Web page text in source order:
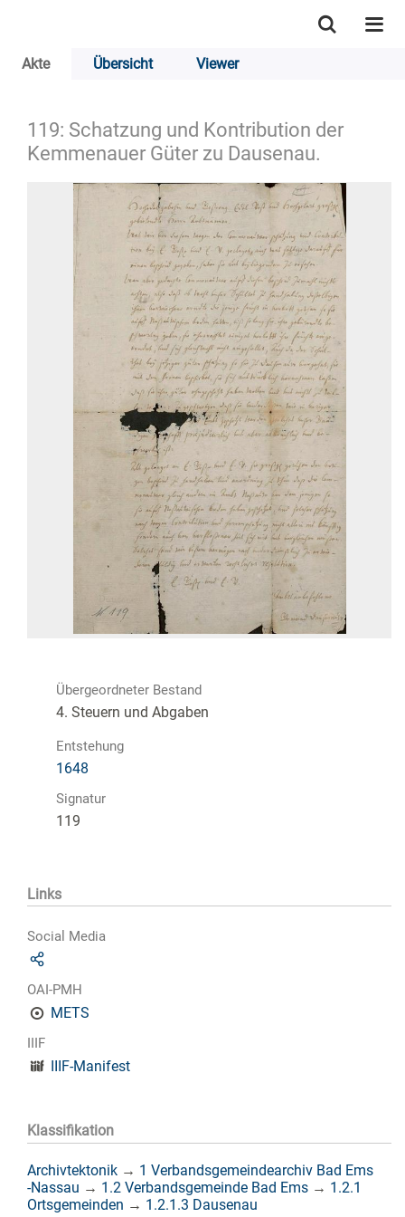
Akte Übersicht Viewer
119: Schatzung und Kontribution der
Kemmenauer Güter zu Dausenau.
Übergeordneter Bestand
4. Steuern und Abgaben
Entstehung
1648
Signatur
119
Links
Social Media
OAI-PMH
METS
IIIF
IIIF-Manifest
Klassifikation
Archivtektonik → 1 Verbandsgemeindearchiv Bad Ems
-Nassau → 1.2 Verbandsgemeinde Bad Ems → 1.2.1
Ortsgemeinden → 1.2.1.3 Dausenau